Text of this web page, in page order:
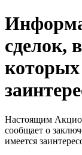
сделок,
которых
Настоящим
сообщает о
имеется